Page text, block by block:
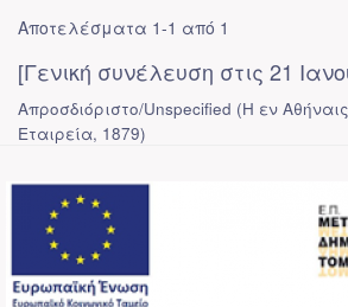
Αποτελέσματα 1-1 από 1
[Γενική συνέλευση στις 21
Απροσδιόριστο/Unspecified (Η εν
Εταιρεία, 1879)